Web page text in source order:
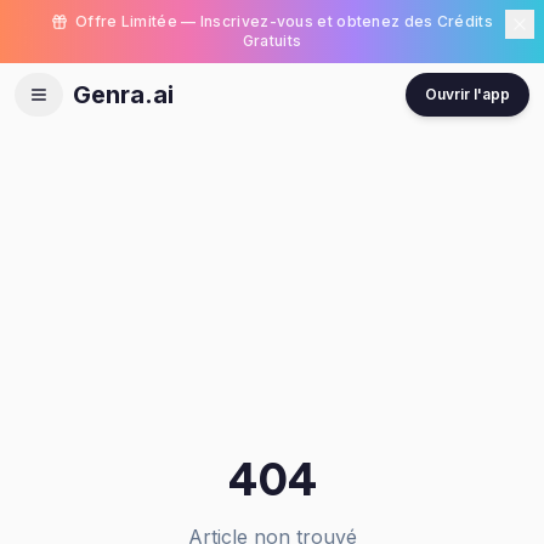
Offre Limitée — Inscrivez-vous et obtenez des Crédits
Gratuits
Genra.ai Ouvrir l'app
404
Article non trouvé